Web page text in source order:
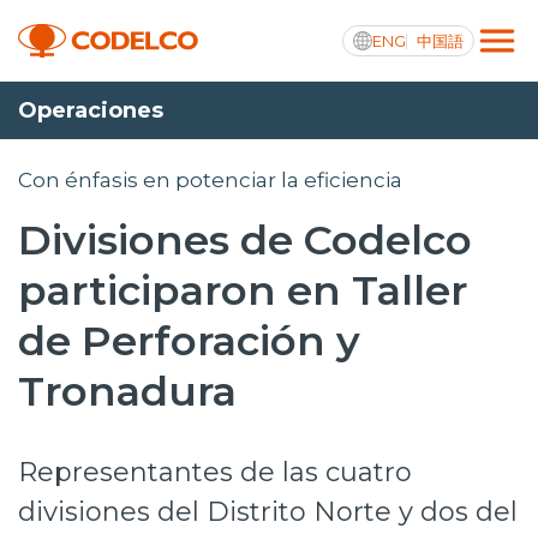
ENG 中国語
Transparencia activa
Operaciones
Innovación
Inversionistas
Operaciones
Con énfasis en potenciar la eficiencia
Divisiones de Codelco
participaron en Taller
de Perforación y
Tronadura
Representantes de las cuatro
divisiones del Distrito Norte y dos del